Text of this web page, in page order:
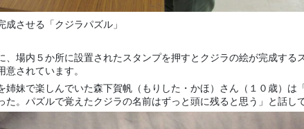
成させる「クジラパズル」
、場内５か所に設置されたスタンプを押すとクジラの絵が完成する
意されています。
姉妹で楽しんでいた森下賀帆（もりした・かほ）さん（１０歳）は
た。パズルで覚えたクジラの名前はずっと頭に残ると思う」と話し